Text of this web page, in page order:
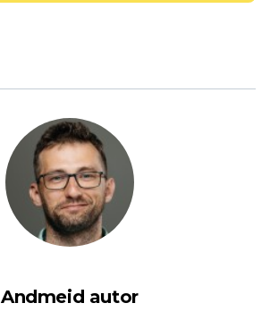
Andmeid autor